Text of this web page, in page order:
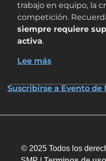
trabajo en equipo, la
competición.
siempre requiere
activa.
Lee más
al
SMP
Suscribirse a Evento de
© 2025 Todos los